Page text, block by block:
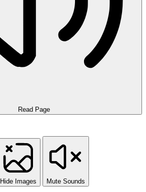
Read Page
Hide Images Mute Sounds